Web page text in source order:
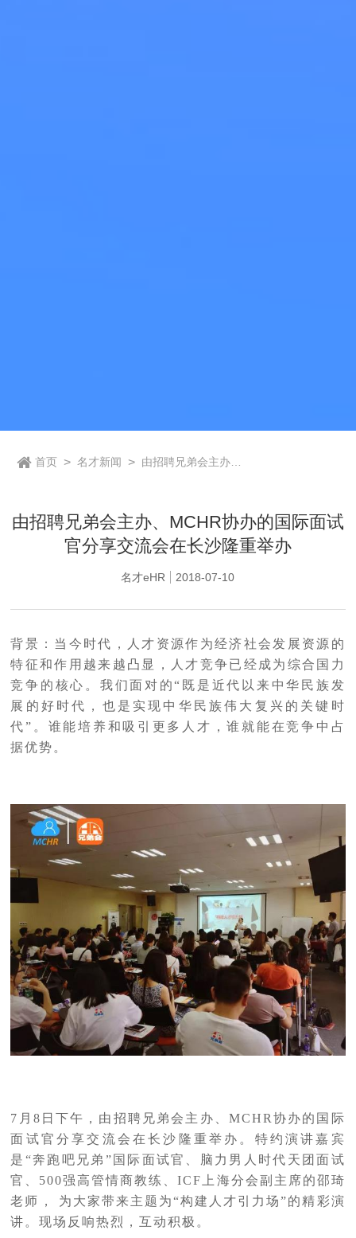
首页 > 名才新闻 > 由招聘兄弟会主办、
由招聘兄弟会主办、MCHR协办的国际面试
官分享交流会在长沙隆重举办
名才eHR 2018-07-10
背景：当今时代，人才资源作为经济社会发展资源的
特征和作用越来越凸显，人才竞争已经成为综合国力
竞争的核心。我们面对的“既是近代以来中华民族发
展的好时代，也是实现中华民族伟大复兴的关键时
代”。谁能培养和吸引更多人才，谁就能在竞争中占
据优势。
7月8日下午，由招聘兄弟会主办、MCHR协办的国际
面试官分享交流会在长沙隆重举办。特约演讲嘉宾
是“奔跑吧兄弟”国际面试官、脑力男人时代天团面试
官、500强高管情商教练、ICF上海分会副主席的邵琦
老师， 为大家带来主题为“构建人才引力场”的精彩演
讲。现场反响热烈，互动积极。